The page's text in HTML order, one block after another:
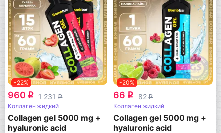
-22%
960 q 1 231q
Коллаген жидкий
Collagen gel 5000 mg +
hyaluronic acid
-20%
66 q 82q
Коллаген жидкий
Collagen gel 5000 mg +
hyaluronic acid